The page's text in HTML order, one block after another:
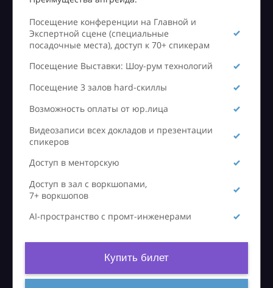
Посещение конференции на Главной и
Экспертной сцене (специальные
посадочные места), доступ к 70+ спикерам
Посещение Выставки: Шоу-рум технологий
Посещение 3 залов hard-скиллы
Возможность оплаты от юр.лица
Видеозаписи всех докладов и презентации
спикеров
Доступ в менторскую
Доступ в зал с воркшопами,
7+ воркшопов
AI-пространство с промт-инженерами
Купить билет